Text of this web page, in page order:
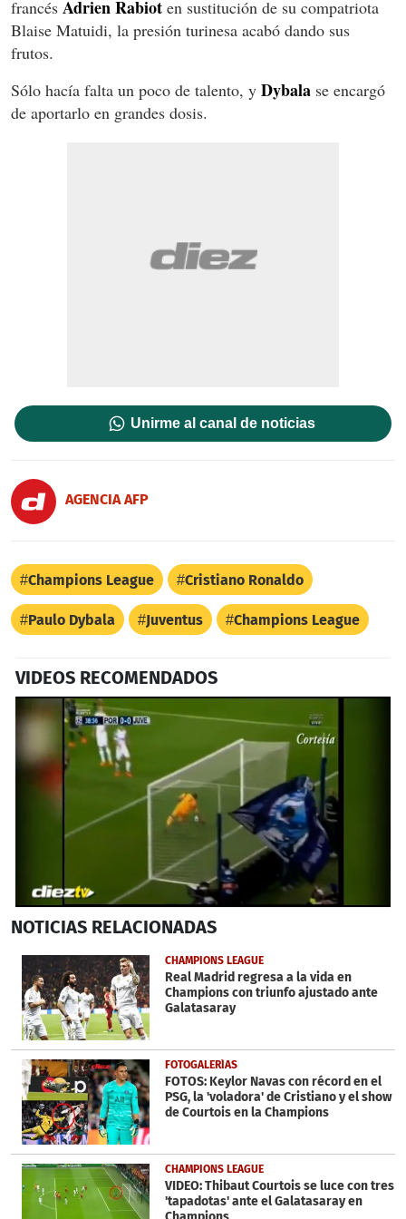
francés Adrien Rabiot en sustitución de su compatriota
Blaise Matuidi, la presión turinesa acabó dando sus
frutos.
Sólo hacía falta un poco de talento, y Dybala se encargó
de aportarlo en grandes dosis.
Unirme al canal de noticias
AGENCIA AFP
Champions League Cristiano Ronaldo
Paulo Dybala Juventus Champions League
VIDEOS RECOMENDADOS
seconds
1
minute,
4
seconds
NOTICIAS RELACIONADAS
CHAMPIONS LEAGUE
Real Madrid regresa a la vida en
Champions con triunfo ajustado ante
Galatasaray
FOTOGALERÍAS
FOTOS: Keylor Navas con récord en el
PSG, la 'voladora' de Cristiano y el show
de Courtois en la Champions
CHAMPIONS LEAGUE
VIDEO: Thibaut Courtois se luce con tres
'tapadotas' ante el Galatasaray en